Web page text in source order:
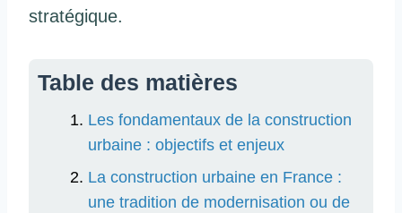
stratégique.
Table des matières
Les fondamentaux de la construction
urbaine : objectifs et enjeux
La construction urbaine en France :
une tradition de modernisation ou de